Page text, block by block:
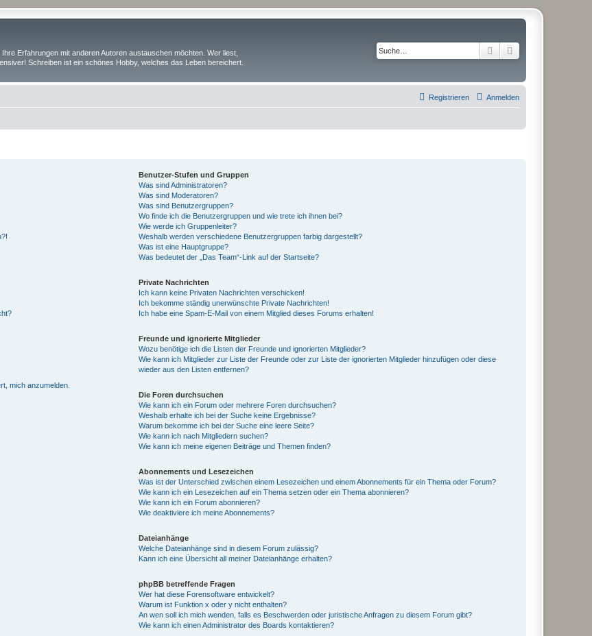
Erfahrungen mit anderen Autoren austauschen möchten. Wer liest,
Schreiben ist ein schönes Hobby, welches das Leben bereichert.
Suche
Anmelden
Registrieren
mich anzumelden.
Benutzer-Stufen und Gruppen
Was sind Administratoren?
Was sind Moderatoren?
Was sind Benutzergruppen?
Wo finde ich die Benutzergruppen und wie trete ich ihnen bei?
Wie werde ich Gruppenleiter?
Weshalb werden verschiedene Benutzergruppen farbig dargestellt?
Was ist eine Hauptgruppe?
Was bedeutet der „Das Team“-Link auf der Startseite?
Private Nachrichten
Ich kann keine Privaten Nachrichten verschicken!
Ich bekomme ständig unerwünschte Private Nachrichten!
Ich habe eine Spam-E-Mail von einem Mitglied dieses Forums erhalten!
Freunde und ignorierte Mitglieder
Wozu benötige ich die Listen der Freunde und ignorierten Mitglieder?
Wie kann ich Mitglieder zur Liste der Freunde oder zur Liste der ignorierten Mitglieder hinzufügen oder diese
wieder aus den Listen entfernen?
Die Foren durchsuchen
Wie kann ich ein Forum oder mehrere Foren durchsuchen?
Weshalb erhalte ich bei der Suche keine Ergebnisse?
Warum bekomme ich bei der Suche eine leere Seite?
Wie kann ich nach Mitgliedern suchen?
Wie kann ich meine eigenen Beiträge und Themen finden?
Abonnements und Lesezeichen
Was ist der Unterschied zwischen einem Lesezeichen und einem Abonnements für ein Thema oder Forum?
Wie kann ich ein Lesezeichen auf ein Thema setzen oder ein Thema abonnieren?
Wie kann ich ein Forum abonnieren?
Wie deaktiviere ich meine Abonnements?
Dateianhänge
Welche Dateianhänge sind in diesem Forum zulässig?
Kann ich eine Übersicht all meiner Dateianhänge erhalten?
phpBB betreffende Fragen
Wer hat diese Forensoftware entwickelt?
Warum ist Funktion x oder y nicht enthalten?
An wen soll ich mich wenden, falls es Beschwerden oder juristische Anfragen zu diesem Forum gibt?
Wie kann ich einen Administrator des Boards kontaktieren?